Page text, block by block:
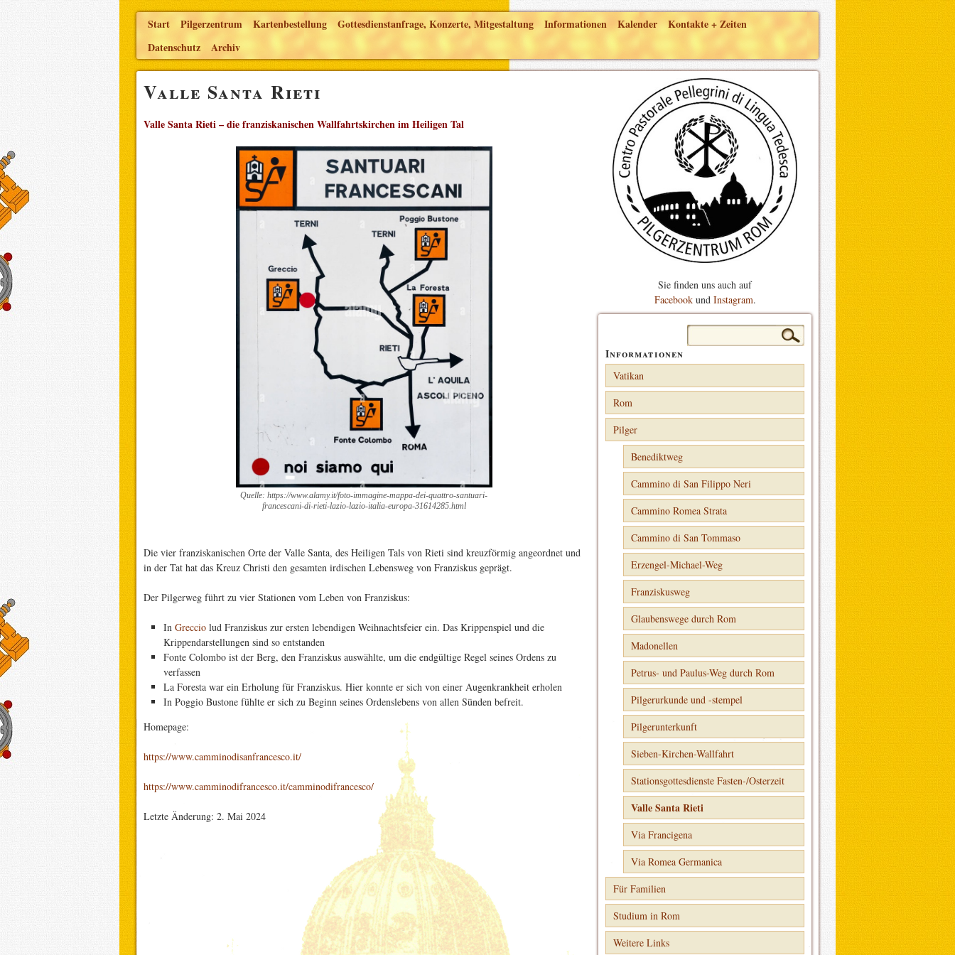
Start Pilgerzentrum Kartenbestellung Gottesdienstanfrage, Konzerte, Mitgestaltung Informationen Kalender
Kontakte + Zeiten
Datenschutz
Archiv
Valle Santa Rieti
Valle Santa Rieti – die franziskanischen Wallfahrtskirchen im Heiligen Tal
Quelle: https://www.alamy.it/foto-immagine-mappa-dei-quattro-santuari-
francescani-di-rieti-lazio-lazio-italia-europa-31614285.html
Die vier franziskanischen Orte der Valle Santa, des Heiligen Tals von Rieti sind kreuzförmig angeordnet und
in der Tat hat das Kreuz Christi den gesamten irdischen Lebensweg von Franziskus geprägt.
Der Pilgerweg führt zu vier Stationen vom Leben von Franziskus:
In Greccio lud Franziskus zur ersten lebendigen Weihnachtsfeier ein. Das Krippenspiel und die
Krippendarstellungen sind so entstanden
Fonte Colombo ist der Berg, den Franziskus auswählte, um die endgültige Regel seines Ordens zu
verfassen
La Foresta war ein Erholung für Franziskus. Hier konnte er sich von einer Augenkrankheit erholen
In Poggio Bustone fühlte er sich zu Beginn seines Ordenslebens von allen Sünden befreit.
Homepage:
https://www.camminodisanfrancesco.it/
https://www.camminodifrancesco.it/camminodifrancesco/
Letzte Änderung: 2. Mai 2024
Sie finden uns auch auf
Facebookund Instagram.
Suchen
Informationen
Vatikan
Rom
Pilger
Benediktweg
Cammino di San Filippo Neri
Cammino Romea Strata
Cammino di San Tommaso
Erzengel-Michael-Weg
Franziskusweg
Glaubenswege durch Rom
Madonellen
Petrus- und Paulus-Weg durch Rom
Pilgerurkunde und -stempel
Pilgerunterkunft
Sieben-Kirchen-Wallfahrt
Stationsgottesdienste Fasten-/Osterzeit
Valle Santa Rieti
Via Francigena
Via Romea Germanica
Für Familien
Studium in Rom
Weitere Links